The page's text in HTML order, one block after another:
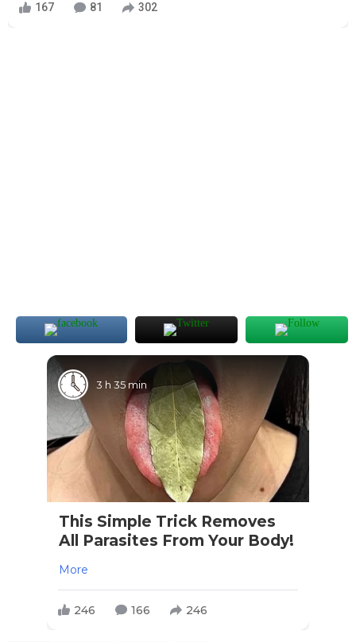
167 81 302
3 h 35 min
This Simple Trick Removes
All Parasites From Your Body!
More
246 166 246